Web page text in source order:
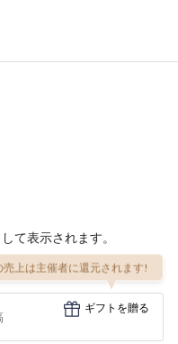
て表示されます。
売上は主催者に還元されます!
ギフトを贈る